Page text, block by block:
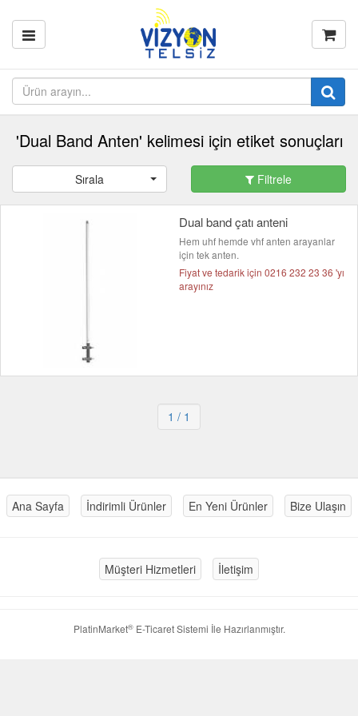
'Dual Band Anten' kelimesi için etiket sonuçları
Sırala Filtrele
Dual band çatı anteni
Hem uhf hemde vhf anten arayanlar
için tek anten.
Fiyat ve tedarik için 0216 232 23 36 'yı
arayınız
1 / 1
Ana Sayfa İndirimli Ürünler En Yeni Ürünler Bize Ulaşın
Müşteri Hizmetleri İletişim
PlatinMarket®E-Ticaret Sistemi İle Hazırlanmıştır.